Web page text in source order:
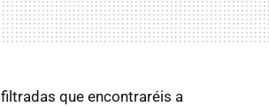
filtradas que encontraréis a